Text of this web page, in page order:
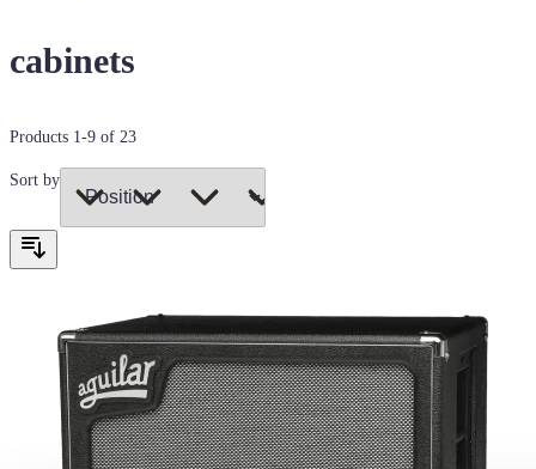
cabinets
Products 1-9 of 23
Sort by